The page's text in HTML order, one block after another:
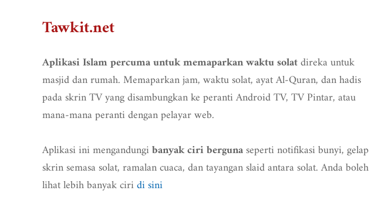
Tawkit.net
Aplikasi Islam percuma untuk memaparkan waktu solatdireka untuk
masjid dan rumah. Memaparkan jam, waktu solat, ayat Al-Quran, dan hadis
pada skrin TV yang disambungkan ke peranti Android TV, TV Pintar, atau
mana-mana peranti dengan pelayar web.
Aplikasi ini mengandungibanyak ciri bergunaseperti notifikasi bunyi, gelap
skrin semasa solat, ramalan cuaca, dan tayangan slaid antara solat. Anda boleh
lihat lebih banyak ciridi sini